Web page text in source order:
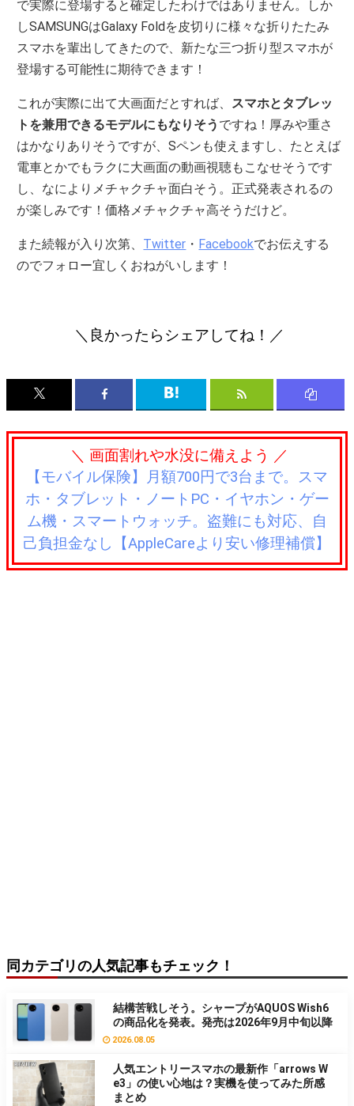
で実際に登場すると確定したわけではありません。しか
しSAMSUNGはGalaxy Foldを皮切りに様々な折りたたみ
スマホを輩出してきたので、新たな三つ折り型スマホが
登場する可能性に期待できます！
これが実際に出て大画面だとすれば、 スマホとタブレッ
トを兼用できるモデルにもなりそう ですね！厚みや重さ
はかなりありそうですが、Sペンも使えますし、たとえば
電車とかでもラクに大画面の動画視聴もこなせそうです
し、なによりメチャクチャ面白そう。正式発表されるの
が楽しみです！価格メチャクチャ高そうだけど。
また続報が入り次第、 Twitter ・ Facebookでお伝えする
のでフォロー宜しくおねがいします！
＼良かったらシェアしてね！／
＼ 画面割れや水没に備えよう ／
【モバイル保険】月額700円で3台まで。スマ
ホ・タブレット・ノートPC・イヤホン・ゲー
ム機・スマートウォッチ。盗難にも対応、自
己負担金なし【AppleCareより安い修理補償】
同カテゴリの人気記事もチェック！
結構苦戦しそう。シャープがAQUOS Wish6
の商品化を発表。発売は2026年9月中旬以降
2026.08.05
人気エントリースマホの最新作「arrows W
e3」の使い心地は？実機を使ってみた所感
まとめ